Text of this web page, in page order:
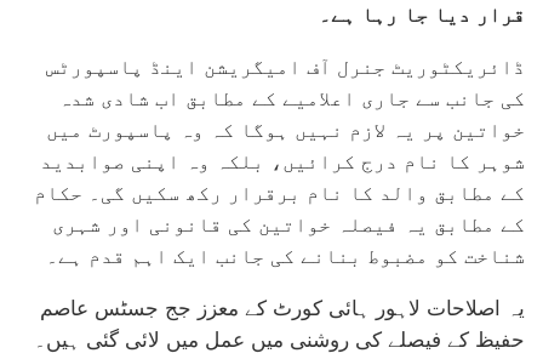
قرار دیا جا رہا ہے۔
ڈائریکٹوریٹ جنرل آف امیگریشن اینڈ پاسپورٹس
کی جانب سے جاری اعلامیے کے مطابق اب شادی شدہ
خواتین پر یہ لازم نہیں ہوگا کہ وہ پاسپورٹ میں
شوہر کا نام درج کرائیں، بلکہ وہ اپنی صوابدید
کے مطابق والد کا نام برقرار رکھ سکیں گی۔ حکام
کے مطابق یہ فیصلہ خواتین کی قانونی اور شہری
شناخت کو مضبوط بنانے کی جانب ایک اہم قدم ہے۔
یہ اصلاحات لاہور ہائی کورٹ کے معزز جج جسٹس عاصم
حفیظ کے فیصلے کی روشنی میں عمل میں لائی گئی ہیں۔